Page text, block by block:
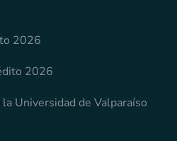
2026
2026
Universidad de Valparaíso